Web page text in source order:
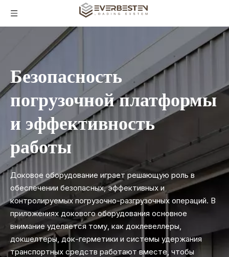
Безопасность
погрузочной платформы
и эффективность
работы
Доковое оборудование играет решающую роль в
обеспечении безопасных, эффективных и
контролируемых погрузочно-разгрузочных операций. В
приложениях докового оборудования основное
внимание уделяется тому, как доклевеллеры,
докшелтеры, док-герметики и системы удержания
транспортных средств работают вместе, чтобы